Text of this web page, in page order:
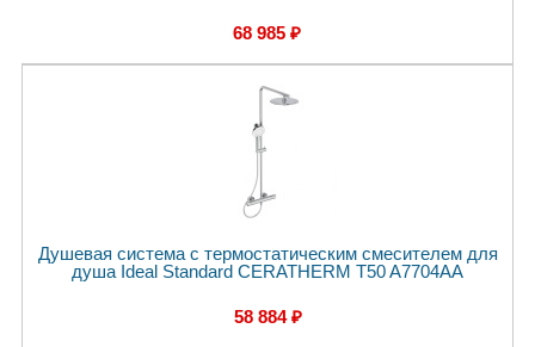
68 985 ₽
Душевая система с термостатическим смесителем для
душа Ideal Standard CERATHERM T50 A7704AA
58 884 ₽